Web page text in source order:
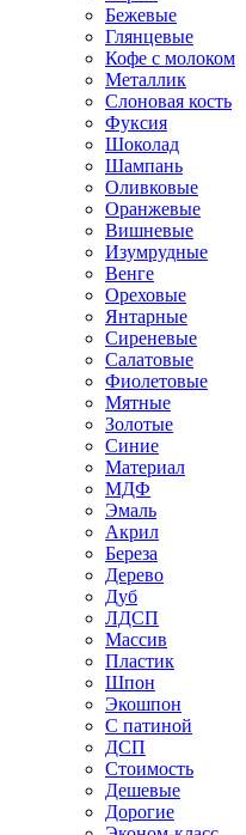
Бежевые
Глянцевые
Кофе с молоком
Металлик
Слоновая кость
Фуксия
Шоколад
Шампань
Оливковые
Оранжевые
Вишневые
Изумрудные
Венге
Ореховые
Янтарные
Сиреневые
Салатовые
Фиолетовые
Мятные
Золотые
Синие
Материал
МДФ
Эмаль
Акрил
Береза
Дерево
Дуб
ЛДСП
Массив
Пластик
Шпон
Экошпон
С патиной
ДСП
Стоимость
Дешевые
Дорогие